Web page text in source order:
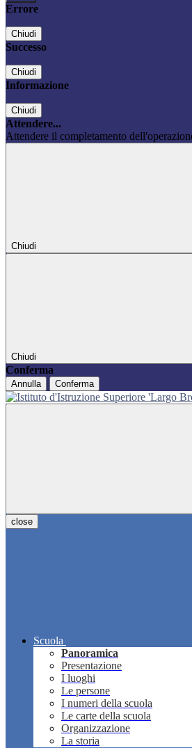
Errore
Chiudi
Successo
Chiudi
Informazione
Chiudi
Attendere...
Attendere il completamento
Chiudi
Chiudi
Conferma
Annulla Conferma
close
Scuola
Panoramica
Presentazione
I luoghi
Le persone
I numeri della scuola
Le carte della scuola
Organizzazione
La storia